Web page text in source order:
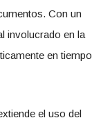
Con un
involucrado en la
en tiempo
el uso del